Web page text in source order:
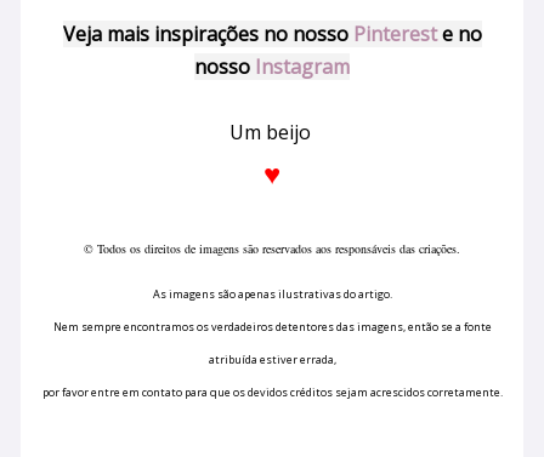
Veja mais inspirações no nosso Pintereste no
nosso Instagram
Um beijo
♥️
© Todos os direitos de imagens são reservados aos responsáveis das criações.
As imagens são apenas ilustrativas do artigo.
Nem sempre encontramos os verdadeiros detentores das imagens,então se a fonte
atribuída estiver errada,
por favor entre em contato para que os devidos créditos sejam acrescidos corretamente.